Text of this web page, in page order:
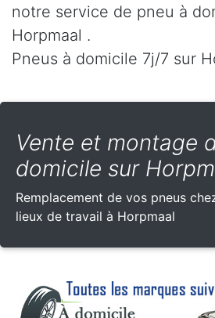
notre service de pneu à
Horpmaal .
Pneus à domicile 7j/7 sur
Vente et montage
domicile sur
Remplacement de vos pneus
lieux de travail à Horpmaal